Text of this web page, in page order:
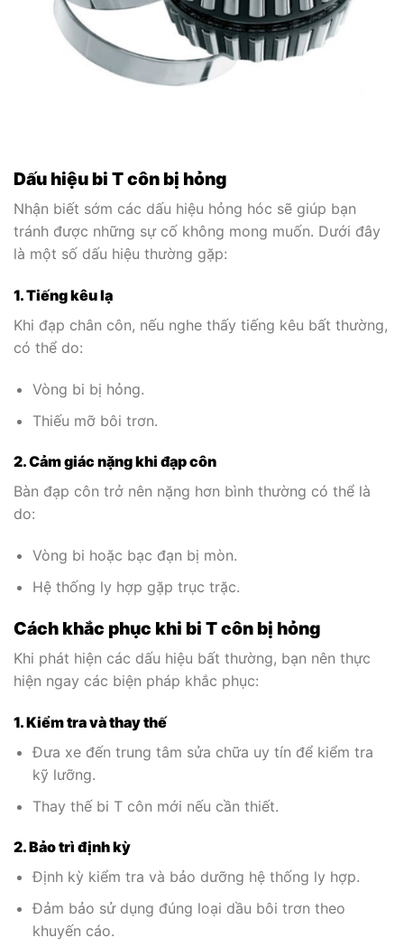
Dấu hiệu bi T côn bị hỏng
Nhận biết sớm các dấu hiệu hỏng hóc sẽ giúp bạn
tránh được những sự cố không mong muốn. Dưới đây
là một số dấu hiệu thường gặp:
1. Tiếng kêu lạ
Khi đạp chân côn, nếu nghe thấy tiếng kêu bất thường,
có thể do:
Vòng bi bị hỏng.
Thiếu mỡ bôi trơn.
2. Cảm giác nặng khi đạp côn
Bàn đạp côn trở nên nặng hơn bình thường có thể là
do:
Vòng bi hoặc bạc đạn bị mòn.
Hệ thống ly hợp gặp trục trặc.
Cách khắc phục khi bi T côn bị hỏng
Khi phát hiện các dấu hiệu bất thường, bạn nên thực
hiện ngay các biện pháp khắc phục:
1. Kiểm tra và thay thế
Đưa xe đến trung tâm sửa chữa uy tín để kiểm tra
kỹ lưỡng.
Thay thế bi T côn mới nếu cần thiết.
2. Bảo trì định kỳ
Định kỳ kiểm tra và bảo dưỡng hệ thống ly hợp.
Đảm bảo sử dụng đúng loại dầu bôi trơn theo
khuyến cáo.